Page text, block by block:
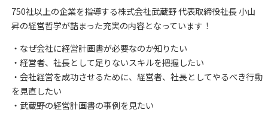
750社以上の企業を指導する株式会社武蔵野 代表取締役社長 小山
昇の経営哲学が詰まった充実の内容となっています！
・なぜ会社に経営計画書が必要なのか知りたい
・経営者、社長として足りないスキルを把握したい
・会社経営を成功させるために、経営者、社長としてやるべき行動
を見直したい
・武蔵野の経営計画書の事例を見たい